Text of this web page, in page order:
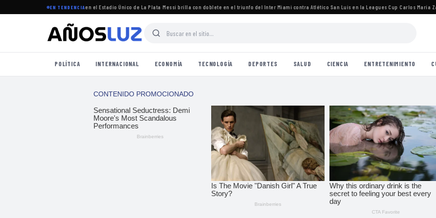
EN TENDENCIA
Clausura 2026 se jugará en el Estadio Único de La Plata·Messi brilla con doblete en el triunfo del Inter Miami contra Atlético San Luis en la Leagues Cup ·Carlos María
POLÍTICA INTERNACIONAL ECONOMÍA TECNOLOGÍA DEPORTES SALUD CIENCIA ENTRETENIMIENTO